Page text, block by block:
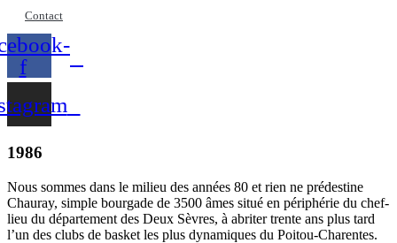
Contact
f
1986
Nous sommes dans le milieu des années 80 et rien ne prédestine
Chauray, simple bourgade de 3500 âmes situé en périphérie du chef-
lieu du département des Deux Sèvres, à abriter trente ans plus tard
l’un des clubs de basket les plus dynamiques du Poitou-Charentes.